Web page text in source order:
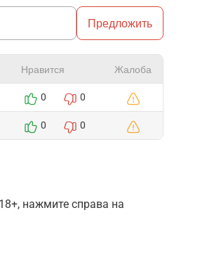
Предложить
Нравится Жалоба
0 0
0 0
нажмите справа на